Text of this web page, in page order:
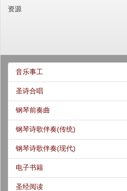
资源
音乐事工
圣诗合唱
钢琴前奏曲
钢琴诗歌伴奏(传统)
钢琴诗歌伴奏(现代)
电子书籍
圣经阅读